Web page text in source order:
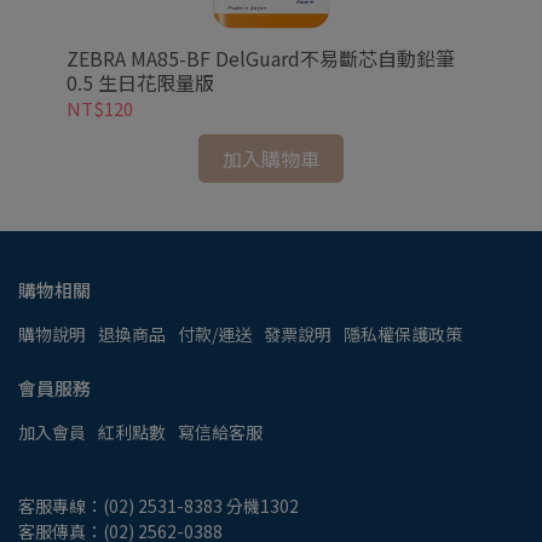
ZEBRA MA85-BF DelGuard不易斷芯自動鉛筆
0.5 生日花限量版
NT$120
加入購物車
購物相關
購物說明 退換商品 付款/運送 發票說明 隱私權保護政策
會員服務
加入會員 紅利點數 寫信給客服
客服專線：(02) 2531-8383 分機1302
客服傳真：(02) 2562-0388